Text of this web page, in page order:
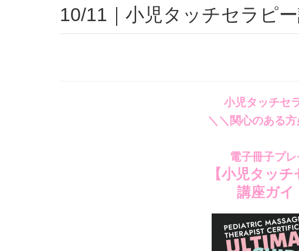
10/11｜小児タッチセラピ
小児タッチセ
＼＼関心のある
電子冊子プレ
【小児タッ
講座ガイ